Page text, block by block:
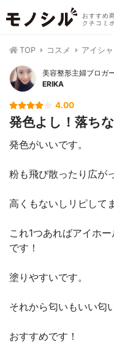
おすすめ
クチコミ
TOP コスメ アイシ
美容整形主婦ブロガ
ERIKA
4.00
発色よし！落ちな
発色がいいです。
粉も飛び散ったり広が
高くもないしリピして
これ1つあればアイホ
です！
塗りやすいです。
それから匂いもいい匂
おすすめです！